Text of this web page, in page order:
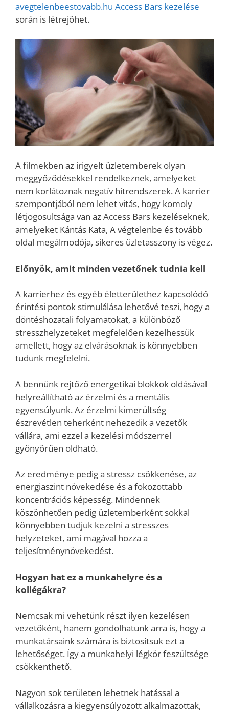
avegtelenbeestovabb.hu Access Bars kezelése
során is létrejöhet.
A filmekben az irigyelt üzletemberek olyan
meggyőződésekkel rendelkeznek, amelyeket
nem korlátoznak negatív hitrendszerek. A karrier
szempontjából nem lehet vitás, hogy komoly
létjogosultsága van az Access Bars kezeléseknek,
amelyeket Kántás Kata, A végtelenbe és tovább
oldal megálmodója, sikeres üzletasszony is végez.
Előnyök, amit minden vezetőnek tudnia kell
A karrierhez és egyéb életterülethez kapcsolódó
érintési pontok stimulálása lehetővé teszi, hogy a
döntéshozatali folyamatokat, a különböző
stresszhelyzeteket megfelelően kezelhessük
amellett, hogy az elvárásoknak is könnyebben
tudunk megfelelni.
A bennünk rejtőző energetikai blokkok oldásával
helyreállítható az érzelmi és a mentális
egyensúlyunk. Az érzelmi kimerültség
észrevétlen teherként nehezedik a vezetők
vállára, ami ezzel a kezelési módszerrel
gyönyörűen oldható.
Az eredménye pedig a stressz csökkenése, az
energiaszint növekedése és a fokozottabb
koncentrációs képesség. Mindennek
köszönhetően pedig üzletemberként sokkal
könnyebben tudjuk kezelni a stresszes
helyzeteket, ami magával hozza a
teljesítménynövekedést.
Hogyan hat ez a munkahelyre és a
kollégákra?
Nemcsak mi vehetünk részt ilyen kezelésen
vezetőként, hanem gondolhatunk arra is, hogy a
munkatársaink számára is biztosítsuk ezt a
lehetőséget. Így a munkahelyi légkör feszültsége
csökkenthető.
Nagyon sok területen lehetnek hatással a
vállalkozásra a kiegyensúlyozott alkalmazottak,